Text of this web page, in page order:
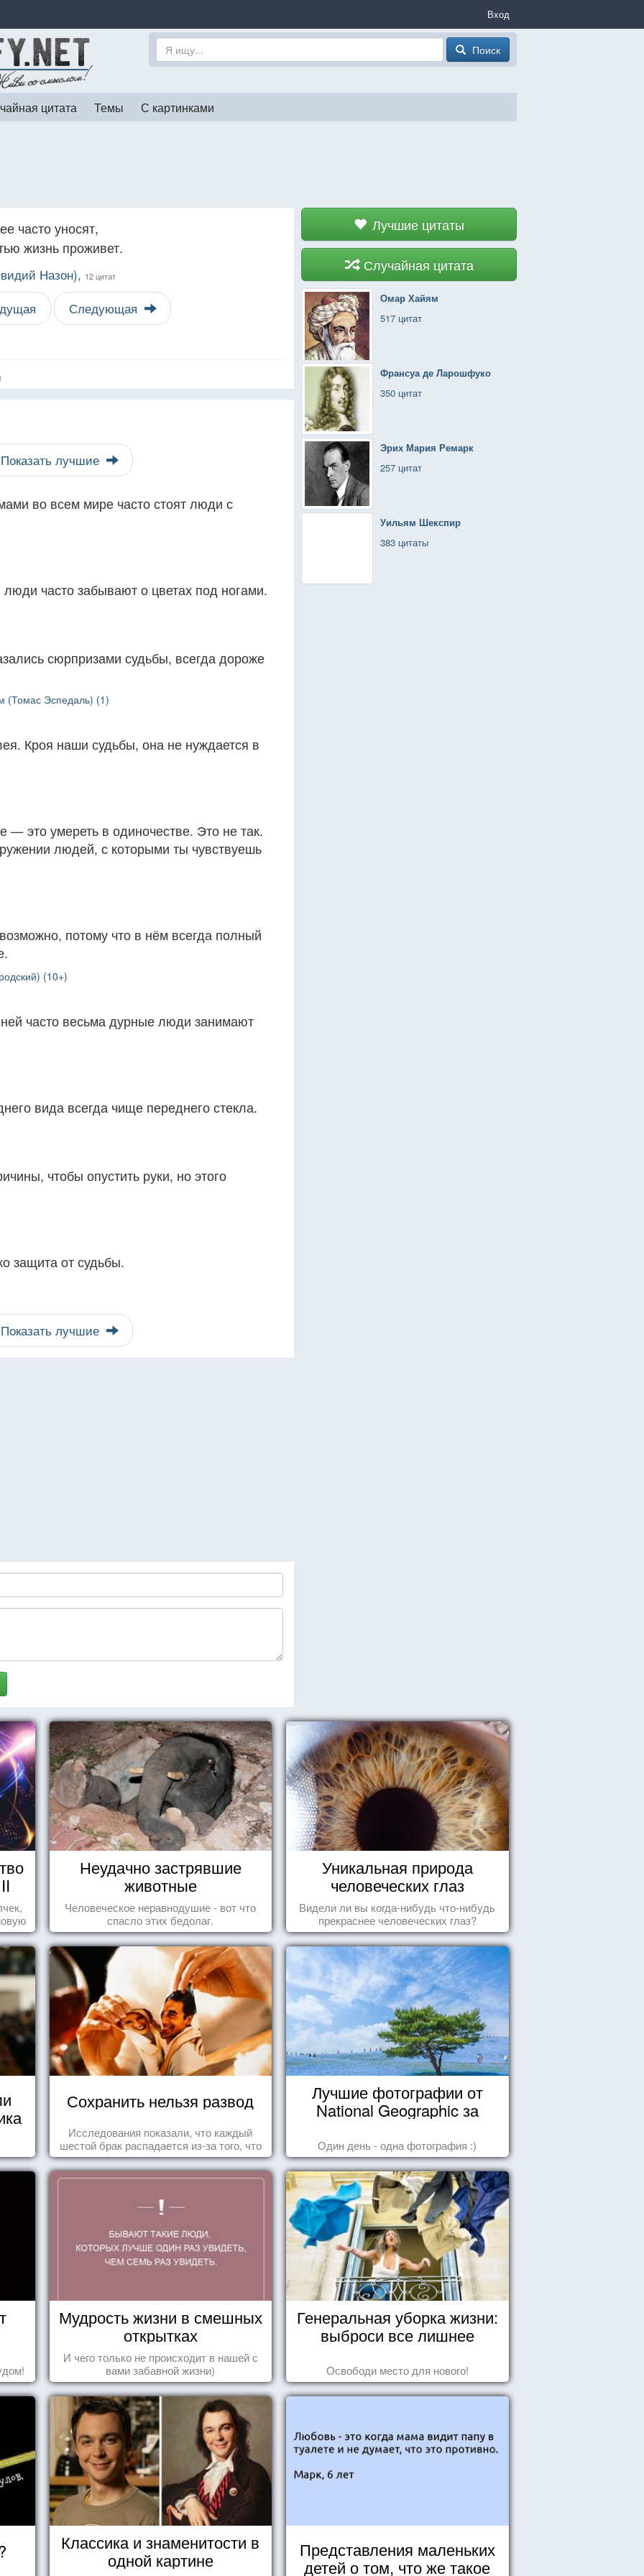
Вход
Поиск
цитата Темы С картинками
Лучшие цитаты
Случайная цитата
Омар Хайям
517 цитат
Франсуа де Ларошфуко
350 цитат
Эрих Мария Ремарк
257 цитат
Уильям Шекспир
383 цитаты
часто уносят,
жизнь проживет.
Назон), 12 цитат
Следующая
Показать лучшие
во всем мире часто стоят люди с
люди часто забывают о цветах под ногами.
сюрпризами судьбы, всегда дороже
(Томас Эспедаль) (1)
Кроя наши судьбы, она не нуждается в
— это умереть в одиночестве. Это не так.
людей, с которыми ты чувствуешь
потому что в нём всегда полный
(10+)
часто весьма дурные люди занимают
вида всегда чище переднего стекла.
чтобы опустить руки, но этого
защита от судьбы.
Показать лучшие
Неудачно застрявшие
животные
Человеческое неравнодушие - вот что
спасло этих бедолаг.
Уникальная природа
человеческих глаз
Видели ли вы когда-нибудь что-нибудь
прекраснее человеческих глаз?
Сохранить нельзя развод
Исследования показали, что каждый
шестой брак распадается из-за того, что
одного из супругов не устраивает та
роль, которая выпала ему в семье.
Лучшие фотографии от
National Geographic за
Один день - одна фотография :)
Мудрость жизни в смешных
открытках
И чего только не происходит в нашей с
вами забавной жизни)
Генеральная уборка жизни:
выброси все лишнее
Освободи место для нового!
Классика и знаменитости в
одной картине
Представления маленьких
детей о том, что же такое